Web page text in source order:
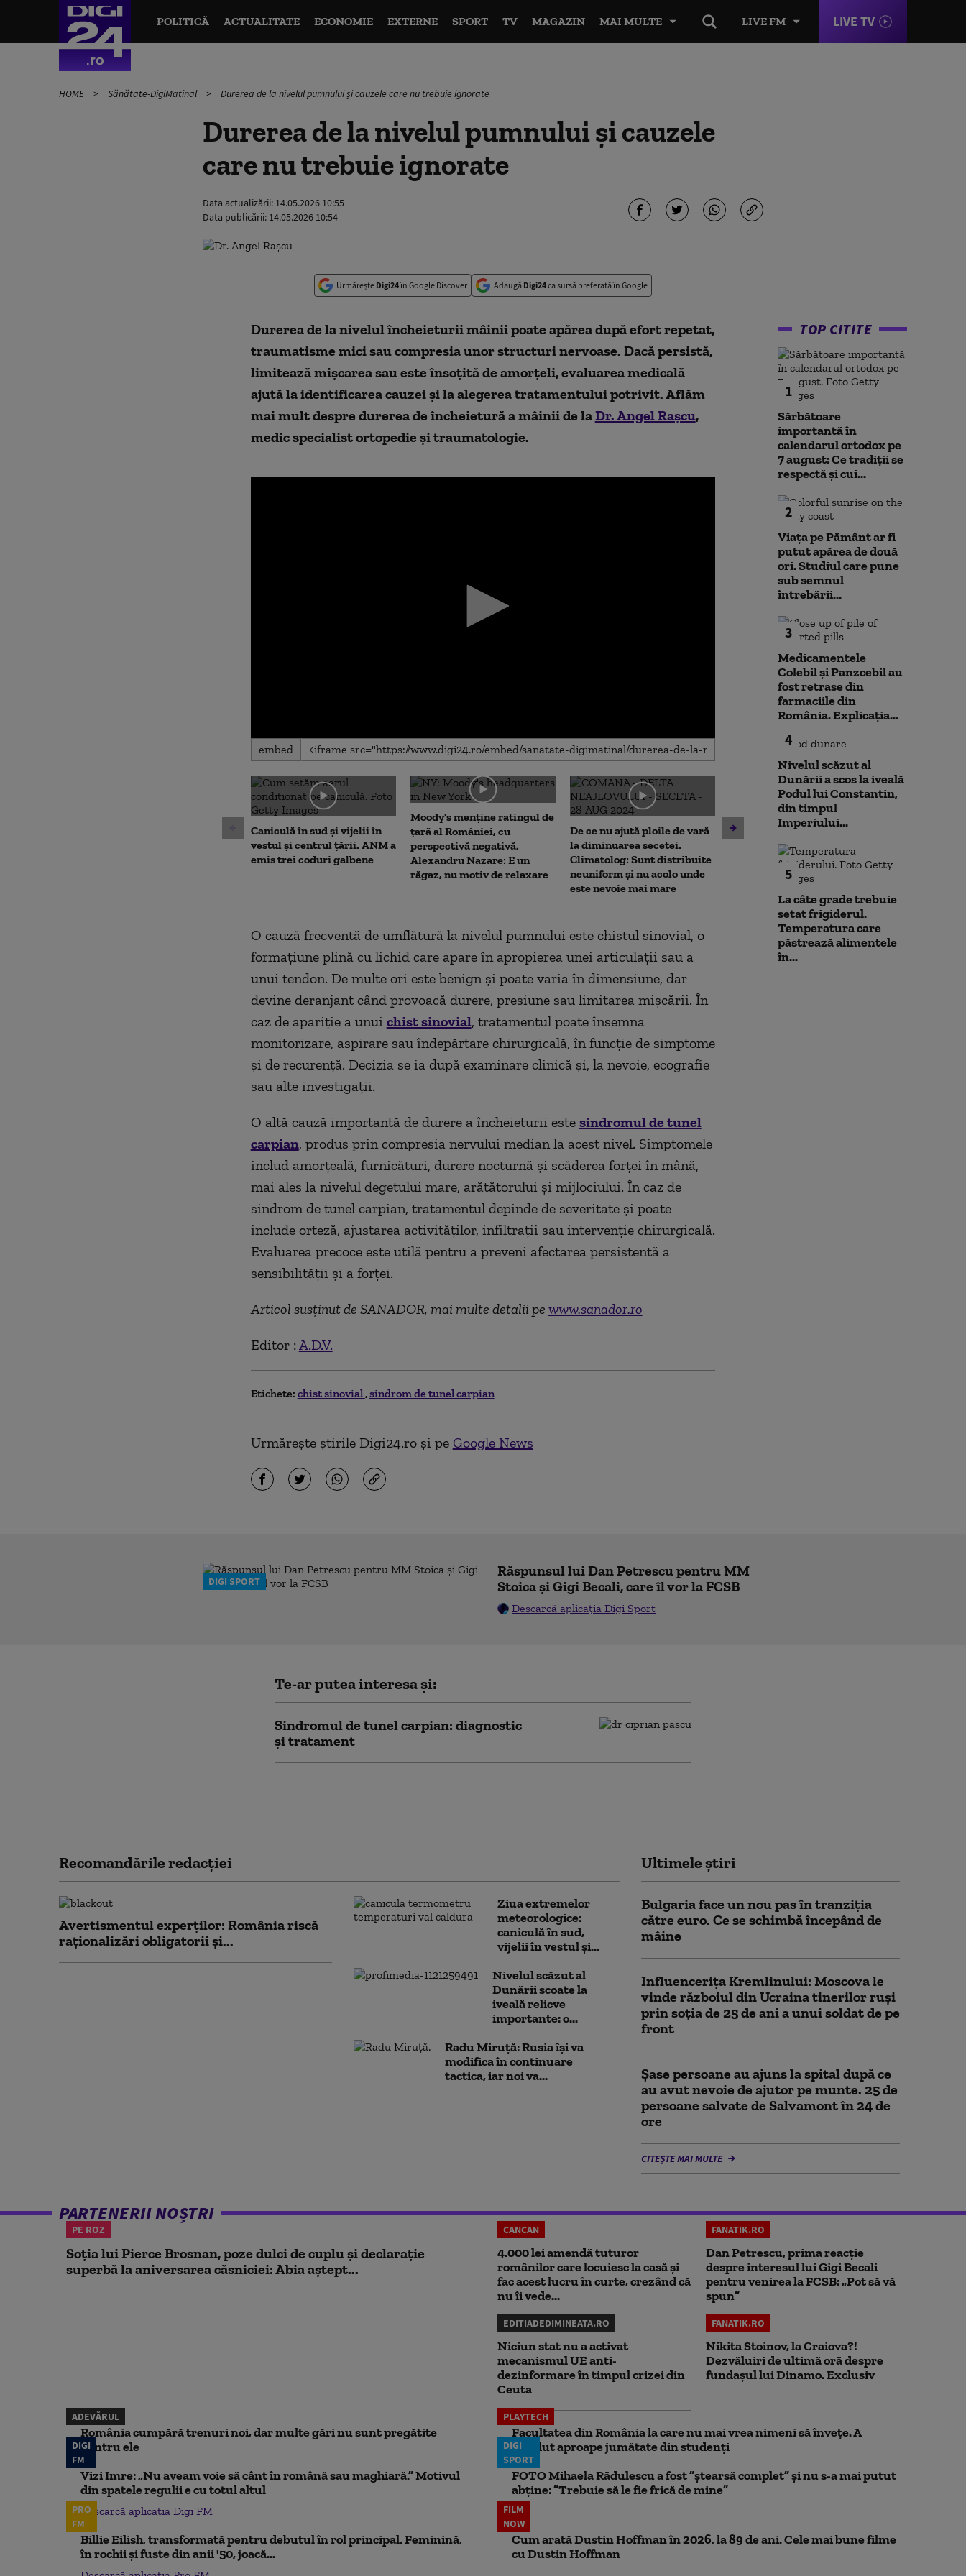
LIVE FM LIVE TV
POLITICĂ ACTUALITATE ECONOMIE EXTERNE SPORT TV MAGAZIN MAI MULTE
HOME Sănătate-DigiMatinal Durerea de la nivelul pumnului și cauzele care nu trebuie ignorate
Durerea de la nivelul pumnului și cauzele
care nu trebuie ignorate
Data actualizării: 14.05.2026 10:55
Data publicării: 14.05.2026 10:54
Urmărește Digi24în Google Discover Adaugă Digi24ca sursă preferată în Google
Durerea de la nivelul încheieturii mâinii poate apărea după efort repetat,
traumatisme mici sau compresia unor structuri nervoase. Dacă persistă,
limitează mișcarea sau este însoțită de amorțeli, evaluarea medicală
ajută la identificarea cauzei și la alegerea tratamentului potrivit. Aflăm
mai mult despre durerea de încheietură a mâinii de laDr. Angel Rașcu,
medic specialist ortopedie și traumatologie.
0
seconds
0
secondsVolume
90%
embed
Caniculă în sud și vijelii în
vestul și centrul țării. ANM a
emis trei coduri galbene
Moody's menține ratingul de
țară al României, cu
perspectivă negativă.
Alexandru Nazare: E un
răgaz, nu motiv de relaxare
De ce nu ajută ploile de vară
la diminuarea secetei.
Climatolog: Sunt distribuite
neuniform și nu acolo unde
este nevoie mai mare
Nicușor Dan spune, din nou,
că România își asumă
obiectivul trecerii la
moneda euro: „E un proces
de durată care trebuie
prioritizat”
Emil Boc,
O cauză frecventă de umflătură la nivelul pumnului este chistul sinovial, o
formațiune plină cu lichid care apare în apropierea unei articulații sau a
unui tendon. De multe ori este benign și poate varia în dimensiune, dar
devine deranjant când provoacă durere, presiune sau limitarea mișcării. În
caz de apariție a unui chist sinovial, tratamentul poate însemna
monitorizare, aspirare sau îndepărtare chirurgicală, în funcție de simptome
și de recurență. Decizia se ia după examinare clinică și, la nevoie, ecografie
sau alte investigații.
O altă cauză importantă de durere a încheieturii este sindromul de tunel
carpian, produs prin compresia nervului median la acest nivel. Simptomele
includ amorțeală, furnicături, durere nocturnă și scăderea forței în mână,
mai ales la nivelul degetului mare, arătătorului și mijlociului. În caz de
sindrom de tunel carpian, tratamentul depinde de severitate și poate
include orteză, ajustarea activităților, infiltrații sau intervenție chirurgicală.
Evaluarea precoce este utilă pentru a preveni afectarea persistentă a
sensibilității și a forței.
Articol susținut de SANADOR, mai multe detalii pe www.sanador.ro
Editor : A.D.V.
Etichete: chist sinovial sindrom de tunel carpian
Urmărește știrile Digi24.ro și pe Google News
TOP CITITE
1
Sărbătoare
importantă în
calendarul ortodox pe
7 august: Ce tradiții se
respectă și cui...
2
Viața pe Pământ ar fi
putut apărea de două
ori. Studiul care pune
sub semnul
întrebării...
3
Medicamentele
Colebil și Panzcebil au
fost retrase din
farmaciile din
România. Explicația...
4
Nivelul scăzut al
Dunării a scos la iveală
Podul lui Constantin,
din timpul
Imperiului...
5
La câte grade trebuie
setat frigiderul.
Temperatura care
păstrează alimentele
în...
DIGI SPORT
Răspunsul lui Dan Petrescu pentru MM
Stoica și Gigi Becali, care îl vor la FCSB
Descarcă aplicația Digi Sport
Te-ar putea interesa și:
Sindromul de tunel carpian: diagnostic
și tratament
Recomandările redacţiei
Avertismentul experților: România riscă
raționalizări obligatorii și...
Ziua extremelor
meteorologice:
caniculă în sud,
vijelii în vestul și...
Nivelul scăzut al
Dunării scoate la
iveală relicve
importante: o...
Radu Miruță: Rusia își va
modifica în continuare
tactica, iar noi va...
Ultimele știri
Bulgaria face un nou pas în tranziţia
către euro. Ce se schimbă începând de
mâine
Influencerița Kremlinului: Moscova le
vinde războiul din Ucraina tinerilor ruși
prin soția de 25 de ani a unui soldat de pe
front
Șase persoane au ajuns la spital după ce
au avut nevoie de ajutor pe munte. 25 de
persoane salvate de Salvamont în 24 de
ore
CITEȘTE MAI MULTE
PARTENERII NOȘTRI
PE ROZ
Soția lui Pierce Brosnan, poze dulci de cuplu și declarație
superbă la aniversarea căsniciei: Abia aștept...
CANCAN
4.000 lei amendă tuturor
românilor care locuiesc la casă și
fac acest lucru în curte, crezând că
nu îi vede...
FANATIK.RO
Dan Petrescu, prima reacție
despre interesul lui Gigi Becali
pentru venirea la FCSB: „Pot să vă
spun”
EDITIADEDIMINEATA.RO
Niciun stat nu a activat
mecanismul UE anti-
dezinformare în timpul crizei din
Ceuta
FANATIK.RO
Nikita Stoinov, la Craiova?!
Dezvăluiri de ultimă oră despre
fundașul lui Dinamo. Exclusiv
ADEVĂRUL
România cumpără trenuri noi, dar multe gări nu sunt pregătite
pentru ele
PLAYTECH
Facultatea din România la care nu mai vrea nimeni să înveţe. A
pierdut aproape jumătate din studenţi
DIGI
FM
Vizi Imre: „Nu aveam voie să cânt în română sau maghiară.” Motivul
din spatele regulii e cu totul altul
Descarcă aplicația Digi FM
DIGI
SPORT
FOTO Mihaela Rădulescu a fost ”ștearsă complet” și nu s-a mai putut
abține: ”Trebuie să le fie frică de mine”
PRO
FM
Billie Eilish, transformată pentru debutul în rol principal. Feminină,
în rochii și fuste din anii '50, joacă...
FILM
NOW
Cum arată Dustin Hoffman în 2026, la 89 de ani. Cele mai bune filme
cu Dustin Hoffman